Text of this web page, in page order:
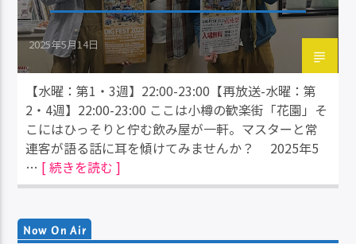
2025年5月14日
【水曜：第1・3週】22:00-23:00【再放送-水曜：第
2・4週】22:00-23:00 ここは小樽の歓楽街「花園」そ
こにはひっそりと佇む飲み屋が一軒。マスターと常
連客が語る話に耳を傾けてみませんか？ 2025年5
… [ 続きを読む ]
Now On Air